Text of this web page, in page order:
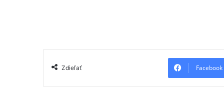
Zdieľať Facebook